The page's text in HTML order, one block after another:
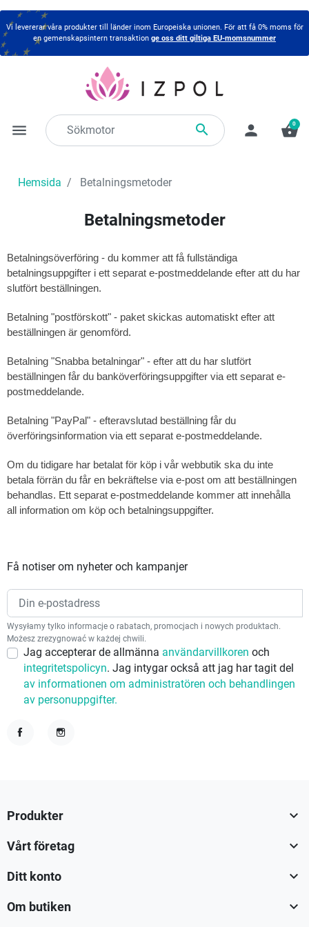
Vi levererar våra produkter till länder inom Europeiska unionen. För att få 0% moms för
en gemenskapsintern transaktion ge oss ditt giltiga EU-momsnummer
menu  person shopping_basket
0
Hemsida Betalningsmetoder
Betalningsmetoder
Betalningsöverföring - du kommer att få fullständiga
betalningsuppgifter i ett separat e-postmeddelande efter att du har
slutfört beställningen.
Betalning "postförskott" - paket skickas automatiskt efter att
beställningen är genomförd.
Betalning "Snabba betalningar" - efter att du har slutfört
beställningen får du banköverföringsuppgifter via ett separat e-
postmeddelande.
Betalning "PayPal" - efteravslutad beställning får du
överföringsinformation via ett separat e-postmeddelande.
Om du tidigare har betalat för köp i vår webbutik ska du inte
betala förrän du får en bekräftelse via e-post om att beställningen
behandlas. Ett separat e-postmeddelande kommer att innehålla
all information om köp och betalningsuppgifter.
Få notiser om nyheter och kampanjer
Wysyłamy tylko informacje o rabatach, promocjach i nowych produktach.
Możesz zrezygnować w każdej chwili.
Jag accepterar de allmänna användarvillkoren och
integritetspolicyn. Jag intygar också att jag har tagit del
av informationen om administratören och behandlingen
av personuppgifter.
Produkter 
Vårt företag 
Ditt konto 
Om butiken 